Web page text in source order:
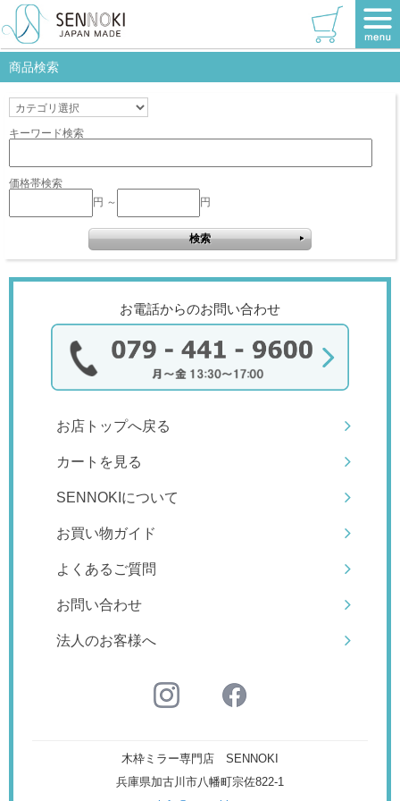
TOP >
該当商品はありません。
商品検索
キーワード検索
価格帯検索
円 ～
円
お電話からのお問い合わせ
お店トップへ戻る
カートを見る
SENNOKIについて
お買い物ガイド
よくあるご質問
お問い合わせ
法人のお客様へ
木枠ミラー専門店 SENNOKI
兵庫県加古川市八幡町宗佐822-1